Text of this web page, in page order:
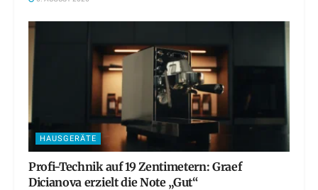
HAUSGERÄTE
Profi-Technik auf 19 Zentimetern: Graef
Dicianova erzielt die Note „Gut“